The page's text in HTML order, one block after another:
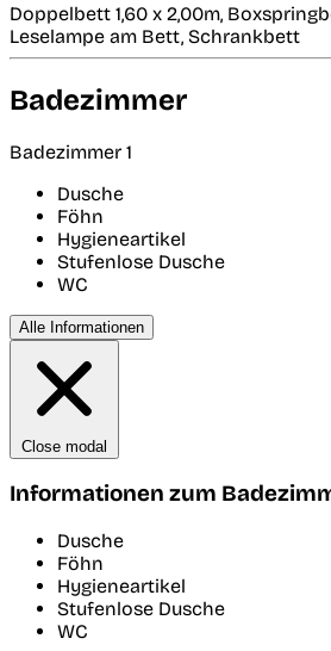
Doppelbett 1,60 x 2,00m,
Leselampe am Bett, Schrankbett
Badezimmer
Badezimmer 1
Dusche
Föhn
Hygieneartikel
Stufenlose Dusche
WC
Alle Informationen
Close modal
Informationen zum
Dusche
Föhn
Hygieneartikel
Stufenlose Dusche
WC